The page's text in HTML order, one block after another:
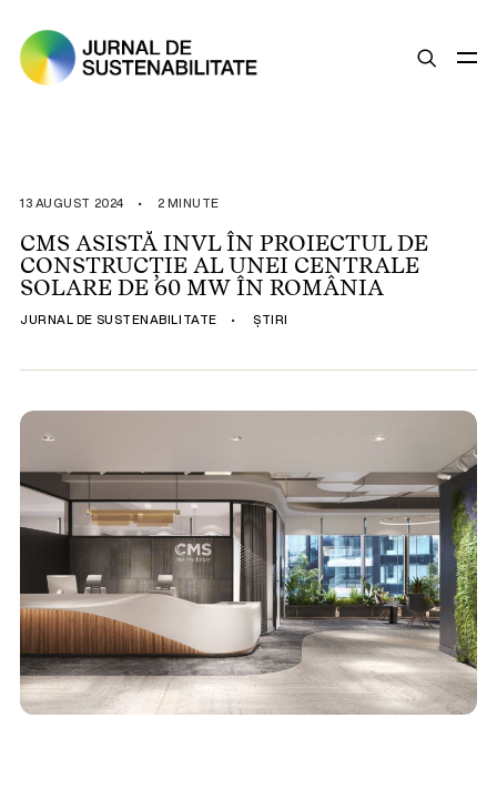
ȘTIRI
OPINII
ESG
COMPANII SUSTENABILE
13 AUGUST 2024 • 2 MINUTE
CMS ASISTĂ INVL ÎN PROIECTUL DE
CONSTRUCȚIE AL UNEI CENTRALE
SOLARE DE 60 MW ÎN ROMÂNIA
JURNAL DE SUSTENABILITATE • ȘTIRI